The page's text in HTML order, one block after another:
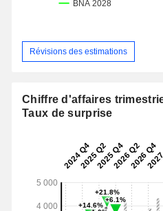
Révisions des estimations
Chiffre d'affaires
Taux de surprise